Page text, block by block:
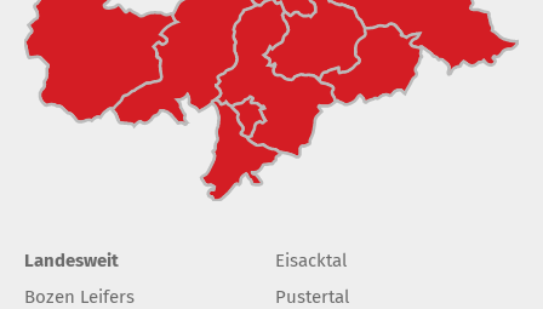
Landesweit
Bozen Leifers
Eisacktal
Pustertal